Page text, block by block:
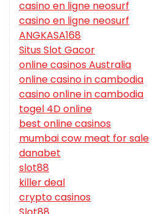
casino en ligne neosurf
casino en ligne neosurf
ANGKASA168
Situs Slot Gacor
online casinos Australia
online casino in cambodia
casino online in cambodia
togel 4D online
best online casinos
mumbai cow meat for sale
danabet
slot88
killer deal
crypto casinos